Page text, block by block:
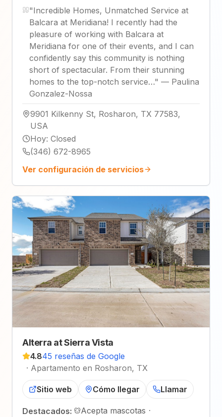
"Incredible Homes, Unmatched Service at
Balcara at Meridiana! I recently had the
pleasure of working with Balcara at
Meridiana for one of their events, and I can
confidently say this community is nothing
short of spectacular. From their stunning
homes to the top-notch service…" — Paulina
Gonzalez-Nossa
9901 Kilkenny St, Rosharon, TX 77583,
USA
Hoy: Closed
(346) 672-8965
Ver configuración de servicios
Alterra at Sierra Vista
4.845 reseñas de Google
· Apartamento en Rosharon, TX
Sitio web Cómo llegar Llamar
Destacados: Acepta mascotas ·